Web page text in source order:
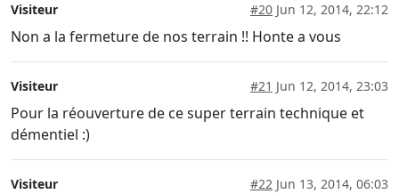
Visiteur #20 Jun 12, 2014, 22:12
Non a la fermeture de nos terrain !! Honte a vous
Visiteur #21 Jun 12, 2014, 23:03
Pour la réouverture de ce super terrain technique et
démentiel :)
Visiteur #22 Jun 13, 2014, 06:03